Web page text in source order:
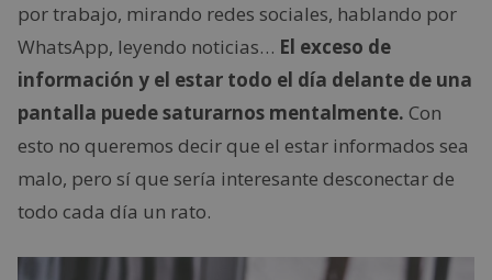
por trabajo, mirando redes sociales, hablando por
WhatsApp, leyendo noticias… El exceso de
información y el estar todo el día delante de una
pantalla puede saturarnos mentalmente. Con
esto no queremos decir que el estar informados sea
malo, pero sí que sería interesante desconectar de
todo cada día un rato.